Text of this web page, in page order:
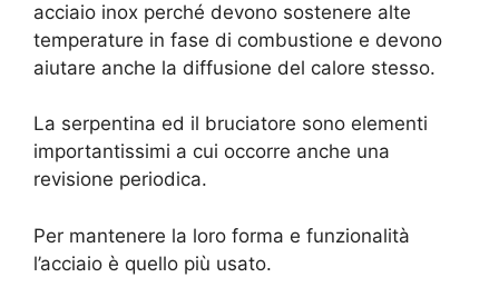
acciaio inox perché devono sostenere alte
temperature in fase di combustione e devono
aiutare anche la diffusione del calore stesso.
La serpentina ed il bruciatore sono elementi
importantissimi a cui occorre anche una
revisione periodica.
Per mantenere la loro forma e funzionalità
l’acciaio è quello più usato.